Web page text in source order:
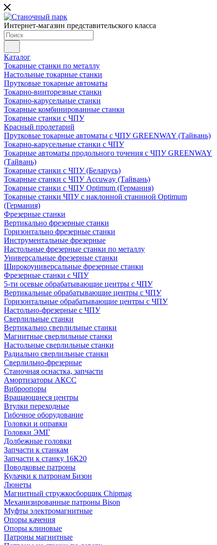
Интернет-магазин представительского класса
Каталог
Токарные станки по металлу
Настольные токарные станки
Прутковые токарные автоматы
Токарно-винторезные станки
Токарно-карусельные станки
Токарные комбинированные станки
Токарные станки с ЧПУ
Красный пролетарий
Прутковые токарные автоматы с ЧПУ GREENWAY (Тайвань)
Токарно-карусельные станки с ЧПУ
Токарные автоматы продольного точения с ЧПУ GREENWAY
(Тайвань)
Токарные станки с ЧПУ (Беларусь)
Токарные станки с ЧПУ Accuway (Тайвань)
Токарные станки с ЧПУ Optimum (Германия)
Токарные станки ЧПУ с наклонной станиной Optimum
(Германия)
Фрезерные станки
Вертикально фрезерные станки
Горизонтально фрезерные станки
Инструментальные фрезерные
Настольные фрезерные станки по металлу
Универсальные фрезерные станки
Широкоуниверсальные фрезерные станки
Фрезерные станки с ЧПУ
5-ти осевые обрабатывающие центры с ЧПУ
Вертикальные обрабатывающие центры с ЧПУ
Горизонтальные обрабатывающие центры с ЧПУ
Настольно-фрезерные с ЧПУ
Сверлильные станки
Вертикально сверлильные станки
Магнитные сверлильные станки
Настольные сверлильные станки
Радиально сверлильные станки
Сверлильно-фрезерные
Станочная оснастка, запчасти
Амортизаторы АКСС
Виброопоры
Вращающиеся центры
Втулки переходные
Гибочное оборудование
Головки и оправки
Головки ЭМГ
Долбежные головки
Запчасти к станкам
Запчасти к станку 16К20
Поводковые патроны
Кулачки к патронам Бизон
Люнеты
Магнитный стружкосборщик Chipmag
Механизированные патроны Bison
Муфты электромагнитные
Опоры качения
Опоры клиновые
Патроны магнитные